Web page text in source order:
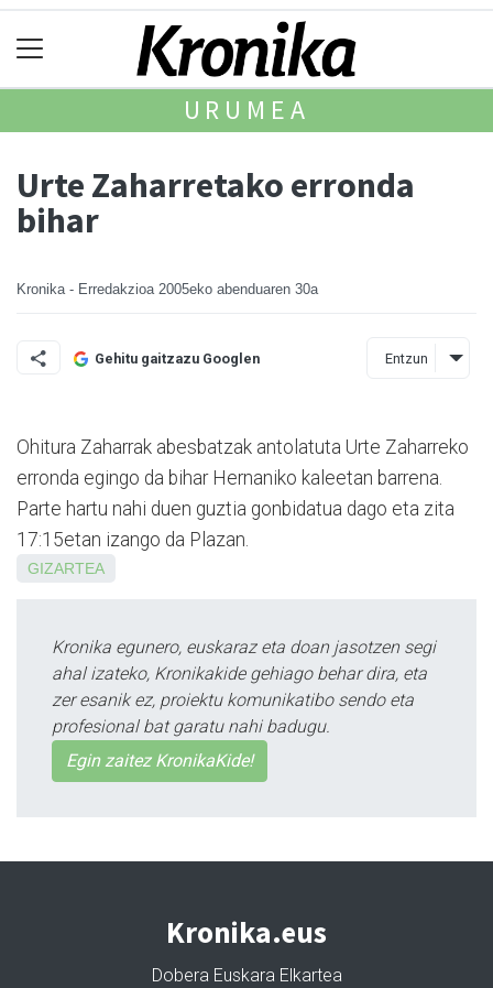
URUMEA
Urte Zaharretako erronda
bihar
Kronika - Erredakzioa 2005eko abenduaren 30a
Gehitu gaitzazu Googlen Entzun
Ohitura Zaharrak abesbatzak antolatuta Urte Zaharreko
erronda egingo da bihar Hernaniko kaleetan barrena.
Parte hartu nahi duen guztia gonbidatua dago eta zita
17:15etan izango da Plazan.
GIZARTEA
Kronika egunero, euskaraz eta doan jasotzen segi
ahal izateko, Kronikakide gehiago behar dira, eta
zer esanik ez, proiektu komunikatibo sendo eta
profesional bat garatu nahi badugu.
Egin zaitez KronikaKide!
Kronika.eus
Dobera Euskara Elkartea